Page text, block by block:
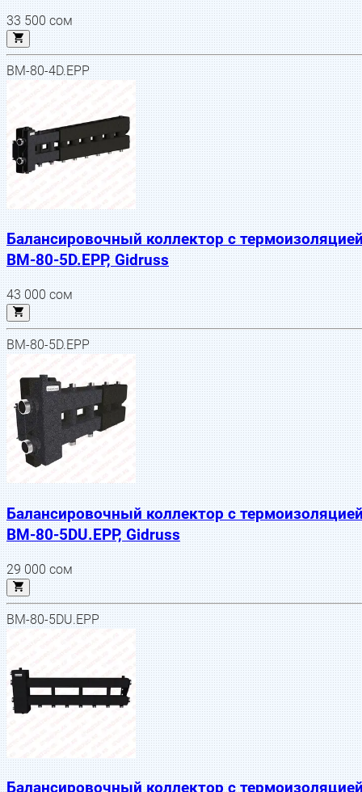
33 500сом
BM-80-4D.EPP
Балансировочный коллектор с
BM-80-5D.EPP, Gidruss
43 000сом
BM-80-5D.EPP
Балансировочный коллектор с
BM-80-5DU.EPP, Gidruss
29 000сом
BM-80-5DU.EPP
Балансировочный коллектор с